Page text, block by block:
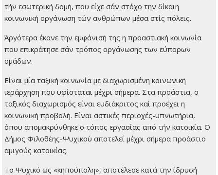
τήν εσωτερική δομή, που είχε σάν στόχο την δίκαιη
κοινωνική οργάνωση τών ανθρώπων μέσα στίς πόλεις.
Άργότερα έκανε την εμφάνισή της η προαστιακή κοινωνία
που επικράτησε σάν τρόπος οργάνωσης των εύπορων
ομάδων.
Είναι μία ταξική κοινωνία με διαχωρισμένη κοινωνική
ιεράρχηση που υφίσταται μέχρι σήμερα. Στα προάστια, ο
ταξικός διαχωρισμός είναι ευδιάκριτος καί προέχει η
κοινωνική προβολή. Είναι αστικές περιοχές-υπνωτήρια,
όπου απομακρύνθηκε ο τόπος εργασίας από τήν κατοικία. Ο
Δήμος Φιλοθέης-Ψυχικού αποτελεί μέχρι σήμερα προάστιο
αμιγούς κατοικίας.
Το Ψυχικό ως «κηπούπολη», αποτέλεσε κατά την ίδρυσή